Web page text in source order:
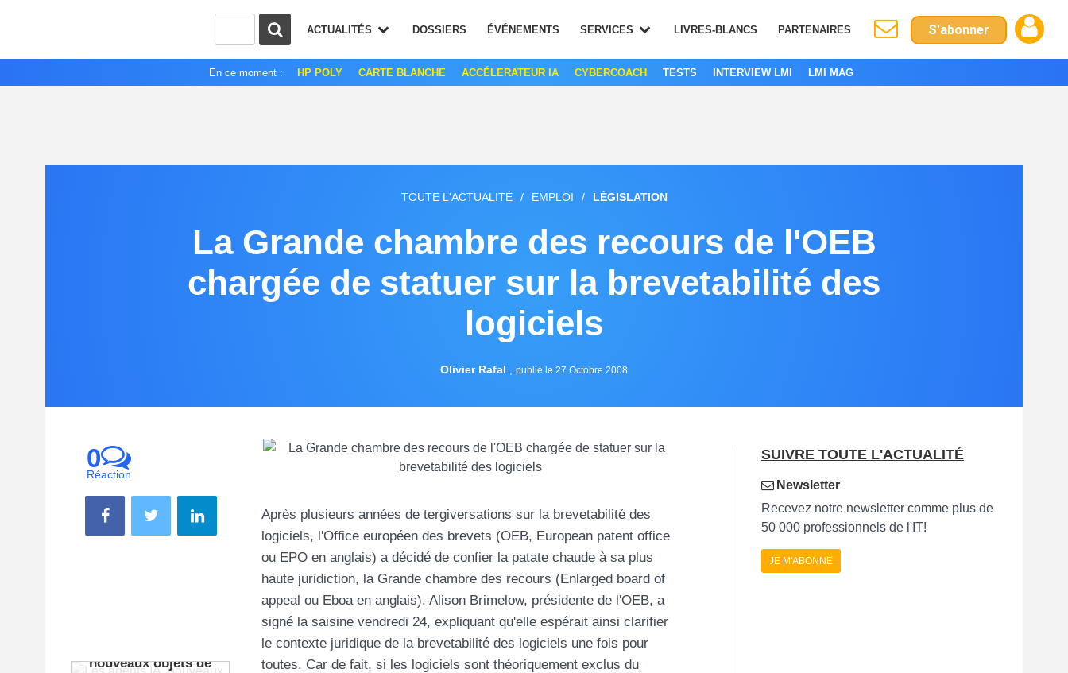
ACTUALITÉS DOSSIERS ÉVÉNEMENTS SERVICES LIVRES-BLANCS PARTENAIRES S'abonner
En ce moment : HP POLY CARTE BLANCHE ACCÉLERATEUR IA CYBERCOACH TESTS INTERVIEW LMI LMI MAG
TOUTE L'ACTUALITÉ / EMPLOI / LÉGISLATION
La Grande chambre des recours de l'OEB
chargée de statuer sur la brevetabilité des
logiciels
Olivier Rafal publié le 27 Octobre 2008
0
Réaction
nouveaux objets de
Après plusieurs années de tergiversations sur la brevetabilité des
logiciels, l'Office européen des brevets (OEB, European patent office
ou EPO en anglais) a décidé de confier la patate chaude à sa plus
haute juridiction, la Grande chambre des recours (Enlarged board of
appeal ou Eboa en anglais). Alison Brimelow, présidente de l'OEB, a
signé la saisine vendredi 24, expliquant qu'elle espérait ainsi clarifier
le contexte juridique de la brevetabilité des logiciels une fois pour
toutes. Car de fait, si les logiciels sont théoriquement exclus du
SUIVRE TOUTE L'ACTUALITÉ
Newsletter
Recevez notre newsletter comme plus de
50 000 professionnels de l'IT!
JE M'ABONNE